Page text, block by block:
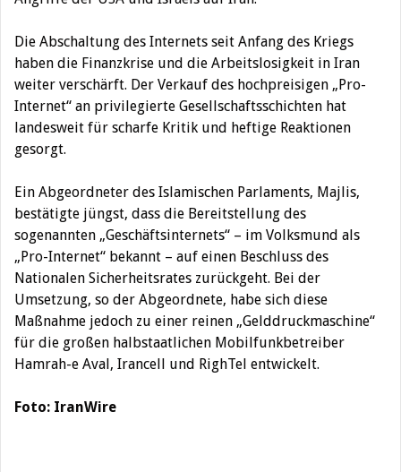
Die Abschaltung des Internets seit Anfang des Kriegs
haben die Finanzkrise und die Arbeitslosigkeit in Iran
weiter verschärft. Der Verkauf des hochpreisigen „Pro-
Internet“ an privilegierte Gesellschaftsschichten hat
landesweit für scharfe Kritik und heftige Reaktionen
gesorgt.
Ein Abgeordneter des Islamischen Parlaments, Majlis,
bestätigte jüngst, dass die Bereitstellung des
sogenannten „Geschäftsinternets“ – im Volksmund als
„Pro-Internet“ bekannt – auf einen Beschluss des
Nationalen Sicherheitsrates zurückgeht. Bei der
Umsetzung, so der Abgeordnete, habe sich diese
Maßnahme jedoch zu einer reinen „Gelddruckmaschine“
für die großen halbstaatlichen Mobilfunkbetreiber
Hamrah-e Aval, Irancell und RighTel entwickelt.
Foto: IranWire